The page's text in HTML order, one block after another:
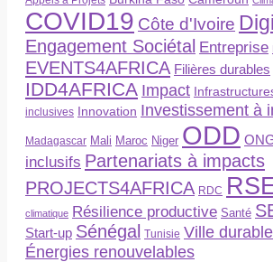
COVID19 Côte d'Ivoire
Engagement Sociétal Entreprise
EVENTS4AFRICA Filières durables
IDD4AFRICA Impact
inclusives Innovation Investissement à
Madagascar Mali Maroc Niger ODD
inclusifs Partenariats à impacts
PROJECTS4AFRICA RDC
climatique Résilience productive Santé
Start-up Sénégal Tunisie Ville durable
Énergies renouvelables